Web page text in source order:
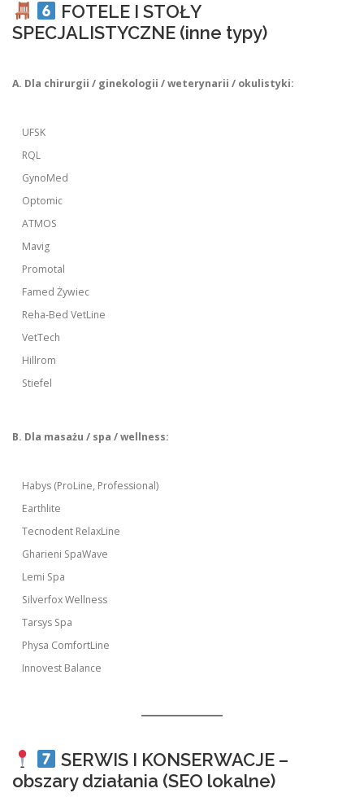
FOTELE I STOŁY
SPECJALISTYCZNE (inne typy)
A. Dla chirurgii / ginekologii / weterynarii / okulistyki:
UFSK
RQL
GynoMed
Optomic
ATMOS
Mavig
Promotal
Famed Żywiec
Reha-Bed VetLine
VetTech
Hillrom
Stiefel
B. Dla masażu / spa / wellness:
Habys (ProLine, Professional)
Earthlite
Tecnodent RelaxLine
Gharieni SpaWave
Lemi Spa
Silverfox Wellness
Tarsys Spa
Physa ComfortLine
Innovest Balance
SERWIS I KONSERWACJE –
obszary działania (SEO lokalne)